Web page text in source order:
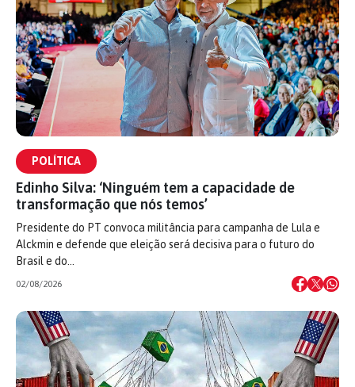
POLÍTICA
Edinho Silva: ‘Ninguém tem a capacidade de
transformação que nós temos’
Presidente do PT convoca militância para campanha de Lula e
Alckmin e defende que eleição será decisiva para o futuro do
Brasil e do…
02/08/2026